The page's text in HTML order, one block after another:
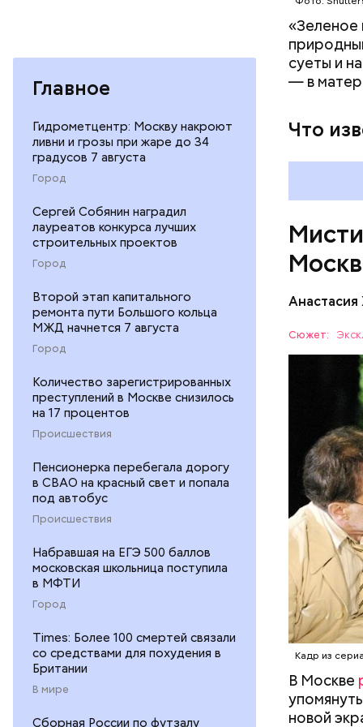
Главное
Гидрометцентр: Москву накроют
ливни и грозы при жаре до 34
градусов 7 августа
Город
Сергей Собянин наградил
лауреатов конкурса лучших
строительных проектов
Город
Второй этап капитального
ремонта пути Большого кольца
МЖД начнется 7 августа
Город
Количество зарегистрированных
преступлений в Москве снизилось
на 17 процентов
Происшествия
Пенсионерка перебегала дорогу
в СВАО на красный свет и попала
под автобус
Происшествия
Набравшая на ЕГЭ 500 баллов
московская школьница поступила
в МФТИ
Город
Times: Более 100 смертей связали
со средствами для похудения в
Британии
В мире
Сборная России по футзалу
«Зеленое
суеты и
— в
Что
Сюжет:
Кадр из
В Москве
новой
Одно из
это
проживал
комнате
1921-го
потому
Именно
жил
На
большим
МОСКВА